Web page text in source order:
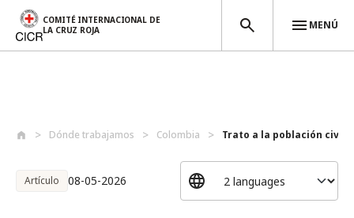
COMITÉ INTERNACIONAL DE
LA CRUZ ROJA
MENÚ
Dónde trabajamos Colombia Trato a la población civil
Artículo 08-05-2026